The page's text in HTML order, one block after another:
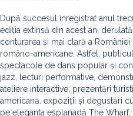
După succesul înregistrat anul
ediția extinsă din acest an,
conturarea și mai clară a
româno-americane. Astfel,
spectacole de dans popular și
jazz, lecturi performative,
ateliere interactive, prezentări
americană, expoziții și degustări
pe eleganta esplanadă The